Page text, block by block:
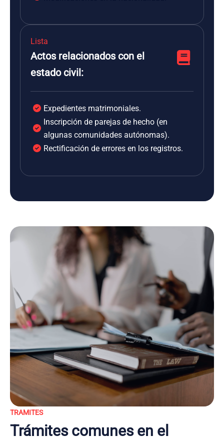
Lista
Actos relacionados con el
estado civil:
Expedientes matrimoniales.
Inscripción de parejas de hecho (en
algunas comunidades autónomas).
Rectificación de errores en los registros.
TRAMITES
Trámites comunes en el